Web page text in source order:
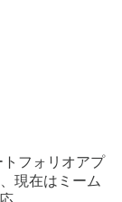
トフォリオアプ
現在はミーム